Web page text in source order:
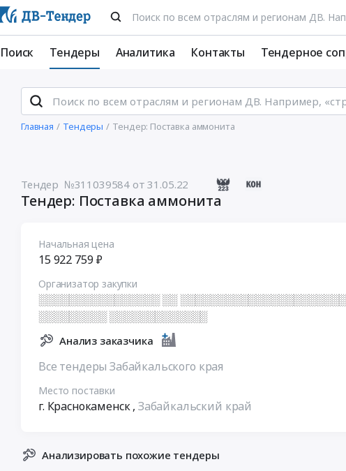
Поиск Тендеры Аналитика Контакты Тендерное
Главная Тендеры Тендер: Поставка аммонита
Тендер №311039584 от 31.05.22
Тендер: Поставка аммонита
Начальная цена
15 922 759 ₽
Организатор закупки
░░░░░░░░░░░░░░░░ ░░
░░░░░░░░░ ░░░░░░░░░░░░░
Анализ заказчика
Все тендеры Забайкальского края
Место поставки
г. Краснокаменск, Забайкальский край
Анализировать похожие тендеры